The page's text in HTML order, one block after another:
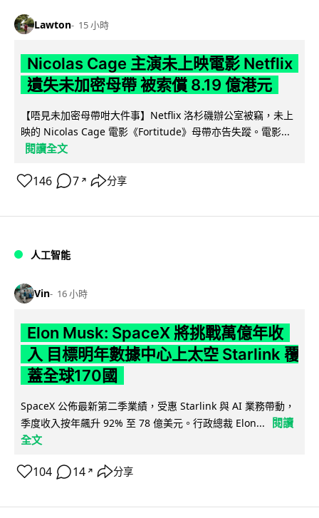
Lawton 15 小時
Nicolas Cage 主演未上映電影 Netflix
遺失未加密母帶 被索償 8.19 億港元
【唔見未加密母帶咁大件事】Netflix 洛杉磯辦公室被竊，未上
映的 Nicolas Cage 電影《Fortitude》母帶亦告失蹤。電影...
閱讀全文
146 7 ↗ 分享
人工智能
Vin 16 小時
Elon Musk: SpaceX 將挑戰萬億年收
入 目標明年數據中心上太空 Starlink 覆
蓋全球170國
SpaceX 公佈最新第二季業績，受惠 Starlink 與 AI 業務帶動，
季度收入按年飆升 92% 至 78 億美元。行政總裁 Elon...
閱讀
全文
104 14 ↗ 分享